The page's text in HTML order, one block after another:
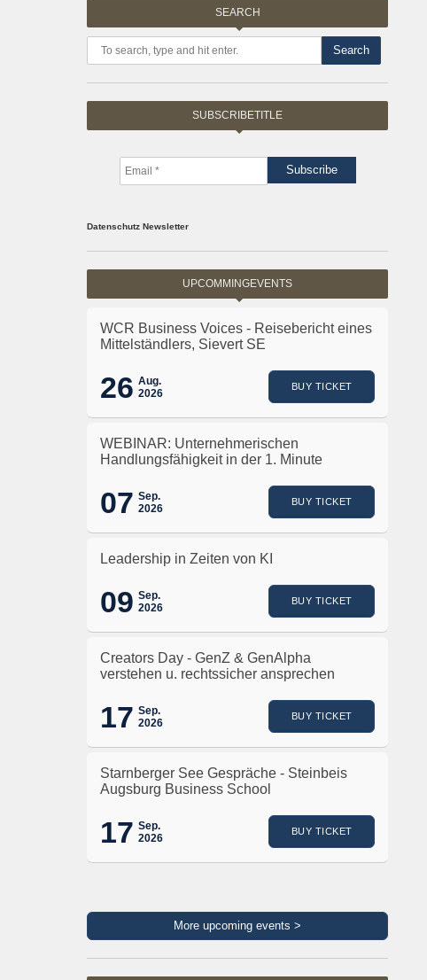
SEARCH
Search
SUBSCRIBETITLE
Datenschutz Newsletter
UPCOMMINGEVENTS
WCR Business Voices - Reisebericht eines
Mittelständlers, Sievert SE
26 Aug.
2026
BUY TICKET
WEBINAR: Unternehmerischen
Handlungsfähigkeit in der 1. Minute
07 Sep.
2026
BUY TICKET
Leadership in Zeiten von KI
09 Sep.
2026
BUY TICKET
Creators Day - GenZ & GenAlpha
verstehen u. rechtssicher ansprechen
17 Sep.
2026
BUY TICKET
Starnberger See Gespräche - Steinbeis
Augsburg Business School
17 Sep.
2026
BUY TICKET
More upcoming events >